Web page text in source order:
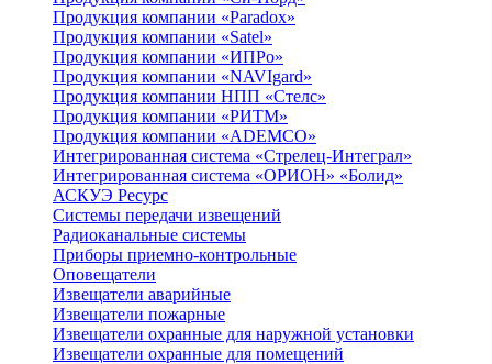
Продукция компании «Paradox»
Продукция компании «Satel»
Продукция компании «ИПРо»
Продукция компании «NAVIgard»
Продукция компании НПП «Стелс»
Продукция компании «РИТМ»
Продукция компании «ADEMCO»
Интегрированная система «Стрелец-Интеграл»
Интегрированная система «ОРИОН» «Болид»
АСКУЭ Ресурс
Системы передачи извещений
Радиоканальные системы
Приборы приемно-контрольные
Оповещатели
Извещатели аварийные
Извещатели пожарные
Извещатели охранные для наружной установки
Извещатели охранные для помещений